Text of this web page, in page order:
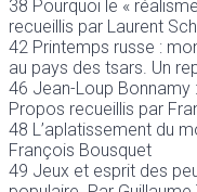
38 Pourquoi le «
recueillis par Laurent
42 Printemps russe :
au pays des tsars. Un
46 Jean-Loup Bonnamy
Propos recueillis par
48 L’aplatissement du
François Bousquet
49 Jeux et esprit des